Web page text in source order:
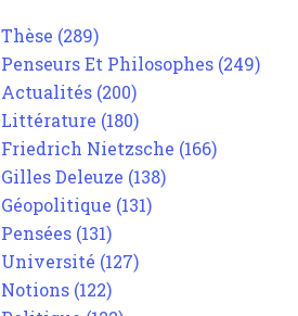
Thèse (289)
Penseurs Et Philosophes (249)
Actualités (200)
Littérature (180)
Friedrich Nietzsche (166)
Gilles Deleuze (138)
Géopolitique (131)
Pensées (131)
Université (127)
Notions (122)